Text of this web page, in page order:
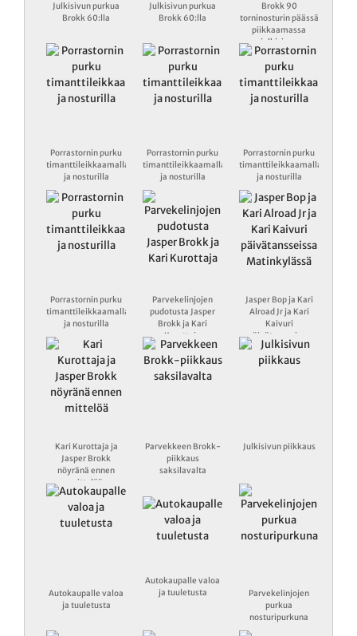
Julkisivun purkua
Brokk 60:lla
Julkisivun purkua
Brokk 60:lla
Brokk 90
torninosturin päässä
piikkaamassa
julkisivua
Porrastornin purku
timanttileikkaamalla
ja nosturilla
Porrastornin purku
timanttileikkaamalla
ja nosturilla
Porrastornin purku
timanttileikkaamalla
ja nosturilla
Porrastornin purku
timanttileikkaamalla
ja nosturilla
Parvekelinjojen
pudotusta Jasper
Brokk ja Kari
Kurottaja
Jasper Bop ja Kari
Alroad Jr ja Kari
Kaivuri
päivätansseissa
Matinkylässä
Kari Kurottaja ja
Jasper Brokk
nöyränä ennen
mittelöä
Parvekkeen Brokk-
piikkaus
saksilavalta
Julkisivun piikkaus
Autokaupalle valoa
ja tuuletusta
Autokaupalle valoa
ja tuuletusta
Parvekelinjojen
purkua
nosturipurkuna